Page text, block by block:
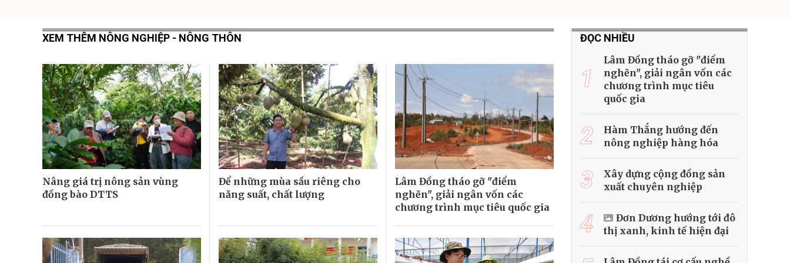
XEM THÊM NÔNG NGHIỆP - NÔNG THÔN
Nâng giá trị nông sản vùng
đồng bào DTTS
Để những mùa sầu riêng cho
năng suất, chất lượng
Lâm Đồng tháo gỡ "điểm
nghẽn", giải ngân vốn các
chương trình mục tiêu quốc gia
ĐỌC NHIỀU
1
Lâm Đồng tháo gỡ "điểm
nghẽn", giải ngân vốn các
chương trình mục tiêu
quốc gia
2
Hàm Thắng hướng đến
nông nghiệp hàng hóa
3
Xây dựng cộng đồng sản
xuất chuyên nghiệp
4
Đơn Dương hướng tới đô
thị xanh, kinh tế hiện đại